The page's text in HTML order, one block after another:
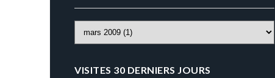
VISITES 30 DERNIERS JOURS